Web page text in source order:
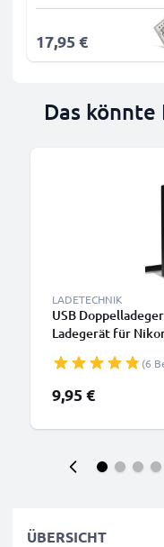
17,95 €
Das
LADETECHNIK
USB
Ladegerät für
Kamera Akkus, (6
9,95 €
ÜBERSICHT